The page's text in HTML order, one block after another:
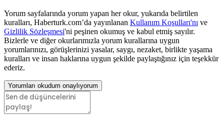
Yorum sayfalarında yorum yapan her okur, yukarıda belirtilen
kuralları, Haberturk.com’da yayınlanan Kullanım Koşulları'nı ve
Gizlilik Sözleşmesi'ni peşinen okumuş ve kabul etmiş sayılır.
Bizlerle ve diğer okurlarımızla yorum kurallarına uygun
yorumlarınızı, görüşlerinizi yasalar, saygı, nezaket, birlikte yaşama
kuralları ve insan haklarına uygun şekilde paylaştığınız için teşekkür
ederiz.
Yorumları okudum onaylıyorum